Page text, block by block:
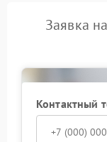
Заявка
Контактный